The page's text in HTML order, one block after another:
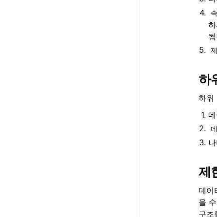
하
하위
제
데이
을
구조